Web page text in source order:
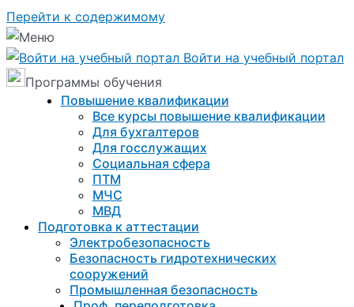
Перейти к содержимому
Войти на учебный портал
Программы обучения
Повышение квалификации
Все курсы повышение квалификации
Для бухгалтеров
Для госслужащих
Социальная сфера
ПТМ
МЧС
МВД
Подготовка к aттестации
Электробезопасность
Безопасность гидротехнических
сооружений
Промышленная безопасность